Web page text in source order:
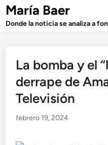
Saltar
contenido
María Baer
Donde la noticia se analiza a
La bomba y el
derrape de
Televisión
febrero 19, 2024